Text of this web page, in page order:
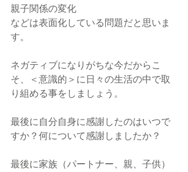
親子関係の変化
などは表面化している問題だと思いま
す。
ネガティブになりがちな今だからこ
そ、＜意識的＞に日々の生活の中で取
り組める事をしましょう。
最後に自分自身に感謝したのはいつで
すか？何について感謝しましたか？
最後に家族（パートナー、親、子供）